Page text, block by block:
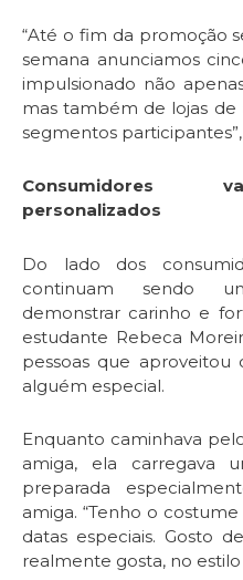
“Até o fim da promoção
semana anunciamos
impulsionado não
mas também de lojas
segmentos
Consumidores
personalizados
Do lado dos
continuam sendo
demonstrar carinho e
estudante Rebeca
pessoas que
alguém especial.
Enquanto caminhava
amiga, ela carregava
preparada
amiga. “Tenho o
datas especiais. Gosto
realmente gosta, no estilo